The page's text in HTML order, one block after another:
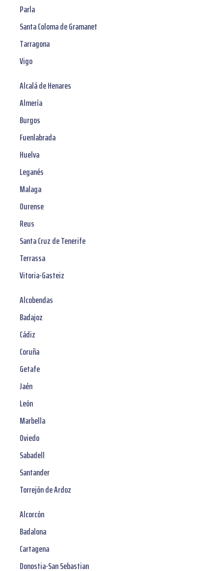
Parla
Santa Coloma de Gramanet
Tarragona
Vigo
Alcalá de Henares
Almería
Burgos
Fuenlabrada
Huelva
Leganés
Malaga
Ourense
Reus
Santa Cruz de Tenerife
Terrassa
Vitoria-Gasteiz
Alcobendas
Badajoz
Cádiz
Coruña
Getafe
Jaén
León
Marbella
Oviedo
Sabadell
Santander
Torrejón de Ardoz
Alcorcón
Badalona
Cartagena
Donostia-San Sebastian